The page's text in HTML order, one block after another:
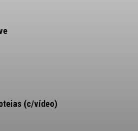
(c/vídeo)